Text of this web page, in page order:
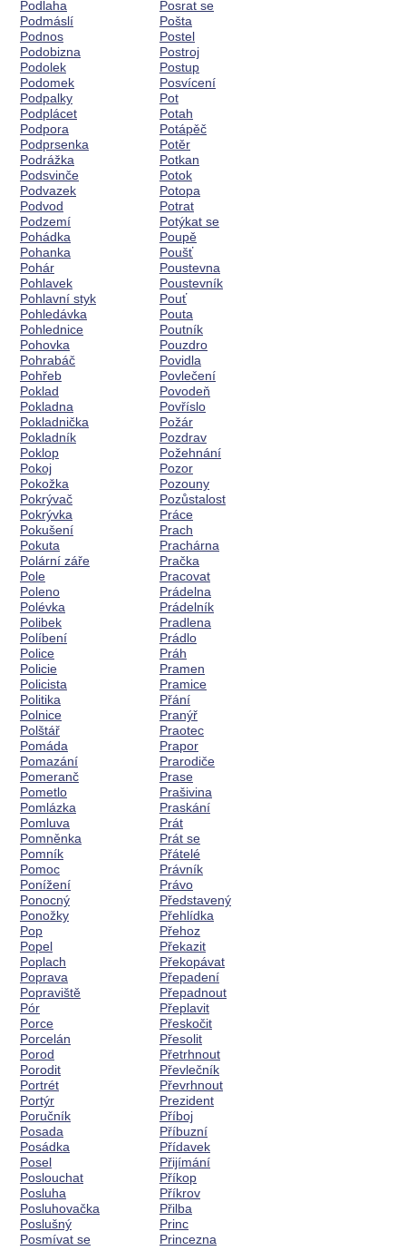
Podlaha
Podmáslí
Podnos
Podobizna
Podolek
Podomek
Podpalky
Podplácet
Podpora
Podprsenka
Podrážka
Podsvinče
Podvazek
Podvod
Podzemí
Pohádka
Pohanka
Pohár
Pohlavek
Pohlavní styk
Pohledávka
Pohlednice
Pohovka
Pohrabáč
Pohřeb
Poklad
Pokladna
Pokladnička
Pokladník
Poklop
Pokoj
Pokožka
Pokrývač
Pokrývka
Pokušení
Pokuta
Polární záře
Pole
Poleno
Polévka
Polibek
Políbení
Police
Policie
Policista
Politika
Polnice
Polštář
Pomáda
Pomazání
Pomeranč
Pometlo
Pomlázka
Pomluva
Pomněnka
Pomník
Pomoc
Ponížení
Ponocný
Ponožky
Pop
Popel
Poplach
Poprava
Popraviště
Pór
Porce
Porcelán
Porod
Porodit
Portrét
Portýr
Poručník
Posada
Posádka
Posel
Poslouchat
Posluha
Posluhovačka
Poslušný
Posmívat se
Posrat se
Pošta
Postel
Postroj
Postup
Posvícení
Pot
Potah
Potápěč
Potěr
Potkan
Potok
Potopa
Potrat
Potýkat se
Poupě
Poušť
Poustevna
Poustevník
Pouť
Pouta
Poutník
Pouzdro
Povidla
Povlečení
Povodeň
Povříslo
Požár
Pozdrav
Požehnání
Pozor
Pozouny
Pozůstalost
Práce
Prach
Prachárna
Pračka
Pracovat
Prádelna
Prádelník
Pradlena
Prádlo
Práh
Pramen
Pramice
Přání
Pranýř
Praotec
Prapor
Prarodiče
Prase
Prašivina
Praskání
Prát
Prát se
Přátelé
Právník
Právo
Představený
Přehlídka
Přehoz
Překazit
Překopávat
Přepadení
Přepadnout
Přeplavit
Přeskočit
Přesolit
Přetrhnout
Převlečník
Převrhnout
Prezident
Příboj
Příbuzní
Přídavek
Přijímání
Příkop
Příkrov
Přilba
Princ
Princezna